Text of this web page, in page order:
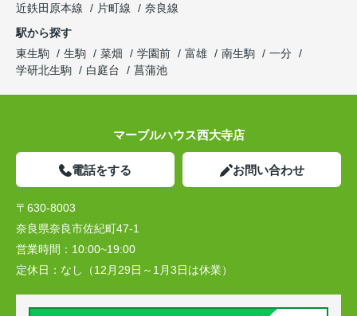
近鉄田原本線
片町線
奈良線
駅から探す
東生駒
生駒 菜畑 学園前 富雄 南生駒
一分
学研北生駒
白庭台 菖蒲池
マーブルハウス西大寺店
電話をする お問い合わせ
〒630-8003
奈良県奈良市佐紀町47-1
営業時間： 10:00~19:00
定休日： なし（12月29日～1月3日は休業）